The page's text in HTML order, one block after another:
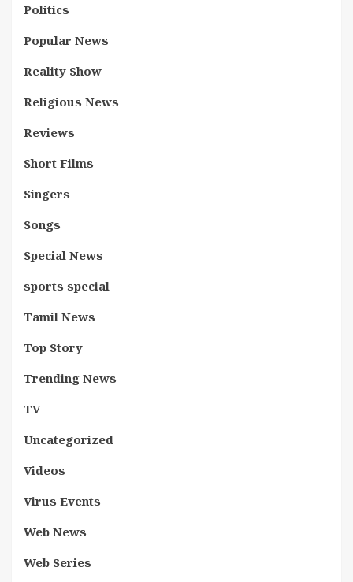
Politics
Popular News
Reality Show
Religious News
Reviews
Short Films
Singers
Songs
Special News
sports special
Tamil News
Top Story
Trending News
TV
Uncategorized
Videos
Virus Events
Web News
Web Series